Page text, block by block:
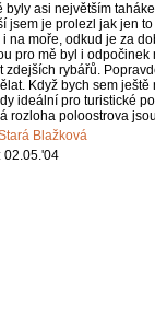
byly asi největším
jsem je prolezl jak jen
i na moře, odkud je za
pro mě byl i odpočinek
zdejších rybářů.
Když bych sem
ideální pro turistické
rozloha poloostrova
Blažková
02.05.'04